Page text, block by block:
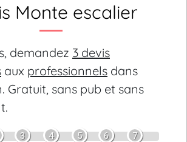
Monte escalier
demandez 3 devis
aux professionnels dans
Gratuit, sans pub et sans
3 4 5 6 7